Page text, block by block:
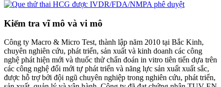
Kiểm tra vĩ mô và vi mô
Công ty Macro & Micro Test, thành lập năm 2010 tại Bắc Kinh,
chuyên nghiên cứu, phát triển, sản xuất và kinh doanh các công
nghệ phát hiện mới và thuốc thử chẩn đoán in vitro tiên tiến dựa trên
các công nghệ đổi mới tự phát triển và năng lực sản xuất xuất sắc,
được hỗ trợ bởi đội ngũ chuyên nghiệp trong nghiên cứu, phát triển,